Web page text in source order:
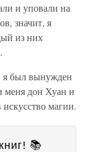
и уповали на
значит, я
из них
я был вынужден
меня дон Хуан и
магии.
📚